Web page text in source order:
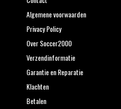
Algemene voorwaarden
Privacy Policy
Over Soccer2000
Verzendinformatie
Garantie en Reparatie
Klachten
Betalen